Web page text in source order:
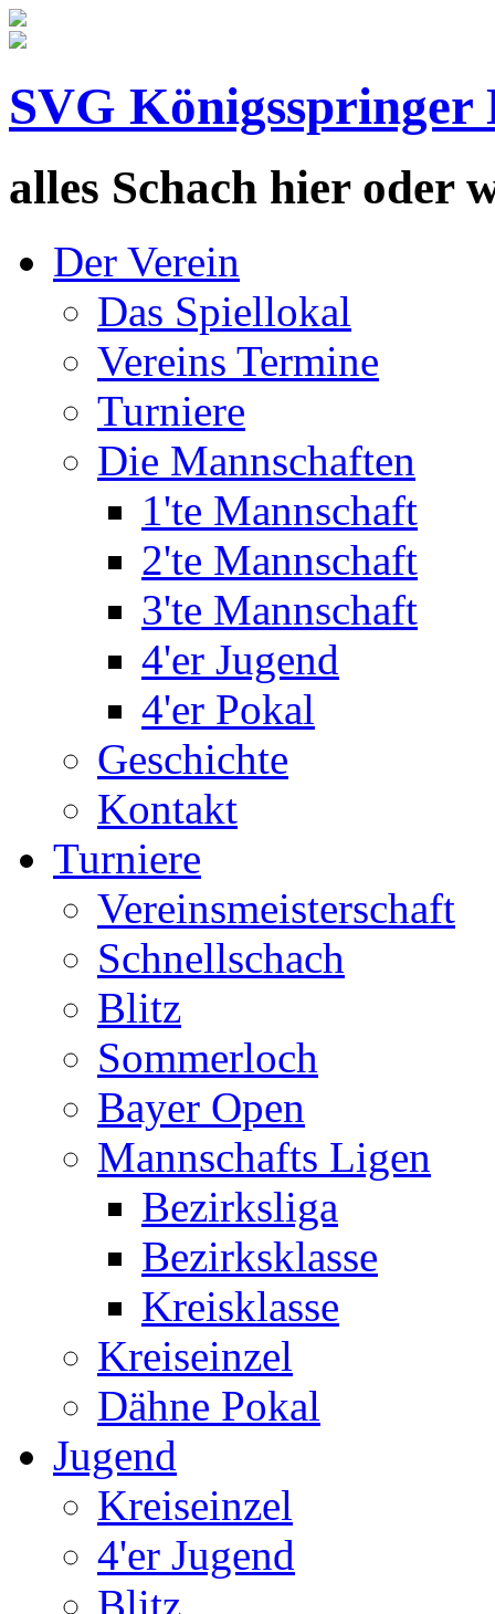
SVG Königsspringer
alles Schach hier oder
Der Verein
Das Spiellokal
Vereins Termine
Turniere
Die Mannschaften
1'te Mannschaft
2'te Mannschaft
3'te Mannschaft
4'er Jugend
4'er Pokal
Geschichte
Kontakt
Turniere
Vereinsmeisterschaft
Schnellschach
Blitz
Sommerloch
Bayer Open
Mannschafts Ligen
Bezirksliga
Bezirksklasse
Kreisklasse
Kreiseinzel
Dähne Pokal
Jugend
Kreiseinzel
4'er Jugend
Blitz